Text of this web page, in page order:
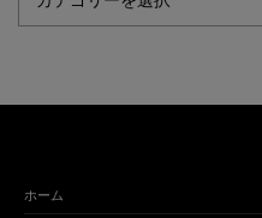
ホーム